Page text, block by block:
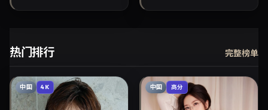
热门排行 完整榜单
中国 4K 中国 高分